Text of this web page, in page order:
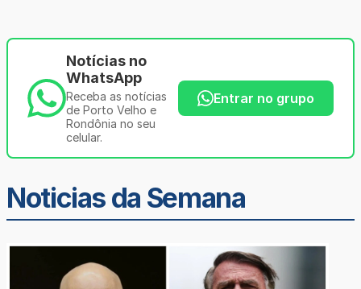
Notícias no
WhatsApp
Receba as notícias
de Porto Velho e
Rondônia no seu
celular.
Entrar no grupo
Noticias da Semana